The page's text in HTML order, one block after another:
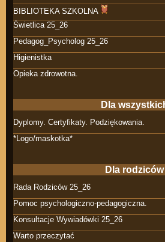
BIBLIOTEKA SZKOLNA
Świetlica 25_26
Pedagog_Psycholog 25_26
Higienistka
Opieka zdrowotna.
Dla
Dyplomy. Certyfikaty. Podziękowania.
*Logo/maskotka*
Dla rodziców
Rada Rodziców 25_26
Pomoc psychologiczno-pedagogiczna.
Konsultacje Wywiadówki 25_26
Warto przeczytać